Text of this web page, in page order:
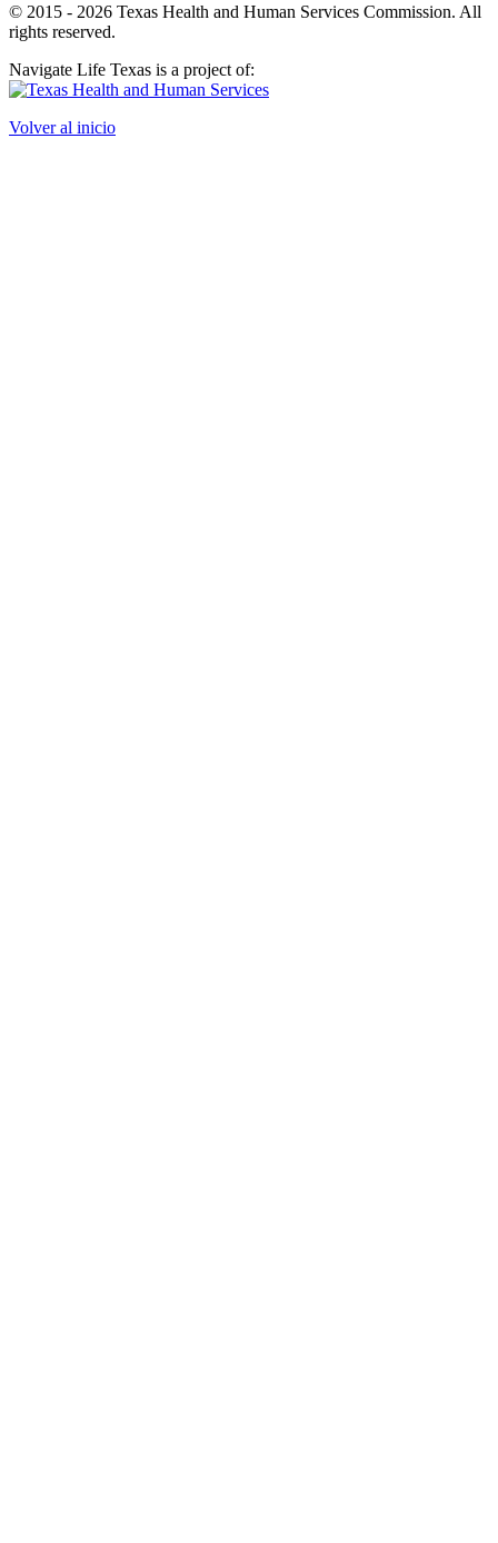
© 2015 - 2026 Texas Health and Human Services Commission. All
rights reserved.
Navigate Life Texas is a project of:
Volver al inicio